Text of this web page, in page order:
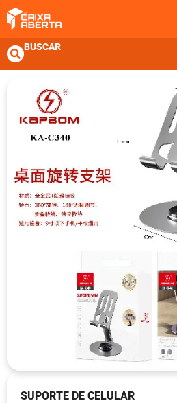
BUSCAR
SUPORTE DE CELULAR